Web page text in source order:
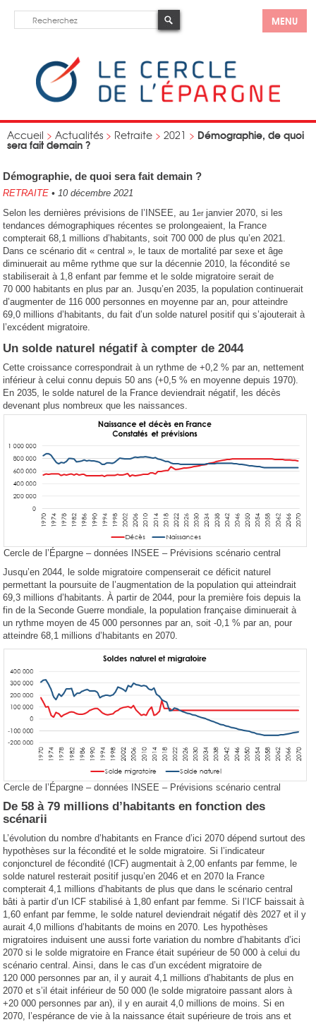
MENU
Accueil > Actualités > Retraite > 2021 > Démographie, de quoi
sera fait demain ?
Démographie, de quoi sera fait demain ?
RETRAITE • 10 décembre 2021
Selon les dernières prévisions de l’INSEE, au 1erjanvier 2070, si les
tendances démographiques récentes se prolongeaient, la France
compterait 68,1 millions d’habitants, soit 700 000 de plus qu’en 2021.
Dans ce scénario dit « central », le taux de mortalité par sexe et âge
diminuerait au même rythme que sur la décennie 2010, la fécondité se
stabiliserait à 1,8 enfant par femme et le solde migratoire serait de
70 000 habitants en plus par an. Jusqu’en 2035, la population continuerait
d’augmenter de 116 000 personnes en moyenne par an, pour atteindre
69,0 millions d’habitants, du fait d’un solde naturel positif qui s’ajouterait à
l’excédent migratoire.
Un solde naturel négatif à compter de 2044
Cette croissance correspondrait à un rythme de +0,2 % par an, nettement
inférieur à celui connu depuis 50 ans (+0,5 % en moyenne depuis 1970).
En 2035, le solde naturel de la France deviendrait négatif, les décès
devenant plus nombreux que les naissances.
Cercle de l’Épargne – données INSEE – Prévisions scénario central
Jusqu’en 2044, le solde migratoire compenserait ce déficit naturel
permettant la poursuite de l’augmentation de la population qui atteindrait
69,3 millions d’habitants. À partir de 2044, pour la première fois depuis la
fin de la Seconde Guerre mondiale, la population française diminuerait à
un rythme moyen de 45 000 personnes par an, soit -0,1 % par an, pour
atteindre 68,1 millions d’habitants en 2070.
Cercle de l’Épargne – données INSEE – Prévisions scénario central
De 58 à 79 millions d’habitants en fonction des
scénarii
L’évolution du nombre d’habitants en France d’ici 2070 dépend surtout des
hypothèses sur la fécondité et le solde migratoire. Si l’indicateur
conjoncturel de fécondité (ICF) augmentait à 2,00 enfants par femme, le
solde naturel resterait positif jusqu’en 2046 et en 2070 la France
compterait 4,1 millions d’habitants de plus que dans le scénario central
bâti à partir d’un ICF stabilisé à 1,80 enfant par femme. Si l’ICF baissait à
1,60 enfant par femme, le solde naturel deviendrait négatif dès 2027 et il y
aurait 4,0 millions d’habitants de moins en 2070. Les hypothèses
migratoires induisent une aussi forte variation du nombre d’habitants d’ici
2070 si le solde migratoire en France était supérieur de 50 000 à celui du
scénario central. Ainsi, dans le cas d’un excédent migratoire de
120 000 personnes par an, il y aurait 4,1 millions d’habitants de plus en
2070 et s’il était inférieur de 50 000 (le solde migratoire passant alors à
+20 000 personnes par an), il y en aurait 4,0 millions de moins. Si en
2070, l’espérance de vie à la naissance était supérieure de trois ans et